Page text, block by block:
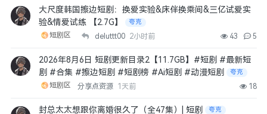
大尺度韩国擦边短剧：换爱实验&床伴换乘间&三亿试爱实
验&情爱试练 【2.7G】
夸克
短剧区 deluttt00 2小时前 43 5
2026年8月6日 短剧更新目录2【11.7GB】#短剧 #最新短
剧 #合集 #擦边短剧 #短剧榜 #Ai短剧 #动漫短剧
夸克
短剧区 分享点资源 1天前 18
封总太太想跟你离婚很久了（全47集）| 短剧 夸克